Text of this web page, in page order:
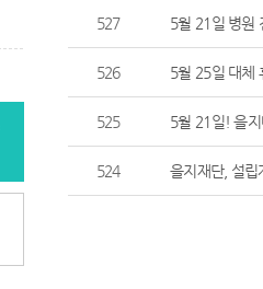
527 5월 21일 병원
526 5월 25일 대체
525 5월 21일! 을
524 을지재단, 설립